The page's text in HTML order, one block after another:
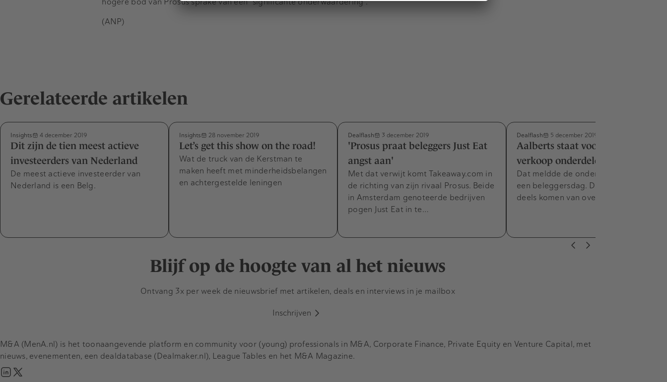
(ANP)
Gerelateerde artikelen
Insights 4 december 2019
Dit zijn de tien meest actieve
investeerders van Nederland
De meest actieve investeerder van
Nederland is een Belg.
Insights 28 november 2019
Let’s get this show on the road!
Wat de truck van de Kerstman te
maken heeft met minderheidsbelangen
en achtergestelde leningen
Dealflash 3 december 2019
'Prosus praat beleggers Just Eat
angst aan'
Met dat verwijt komt Takeaway.com in
de richting van zijn rivaal Prosus. Beide
in Amsterdam genoteerde bedrijven
pogen Just Eat in te…
Dealflash 5 december 2019
Aalberts staat voor koop en
verkoop onderdelen
Dat meldde de onderneming tijdens
een beleggersdag. De groei moet
deels komen van overnames.
Blijf op de hoogte van al het nieuws
Ontvang 3x per week de nieuwsbrief met artikelen, deals en interviews in je mailbox
Inschrijven
M&A (MenA.nl) is het toonaangevende platform en community voor (young) professionals in M&A, Corporate Finance, Private Equity en Venture Capital, met
nieuws, evenementen, een dealdatabase (Dealmaker.nl), League Tables en het M&A Magazine.